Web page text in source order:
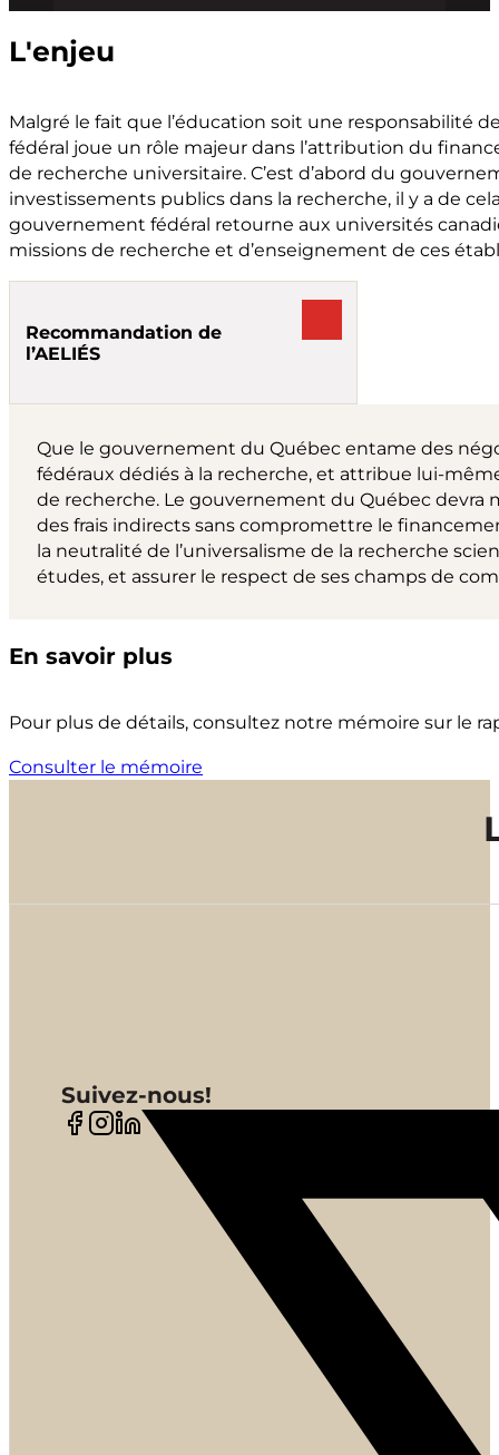
L'enjeu
Malgré le fait que l’éducation soit une responsabilité
fédéral joue un rôle majeur dans l’attribution du
de recherche universitaire. C’est d’abord du
investissements publics dans la recherche, il y a de
gouvernement fédéral retourne aux universités
missions de recherche et d’enseignement de ces
Recommandation de
l’AELIÉS
Que le gouvernement du Québec entame des
fédéraux dédiés à la recherche, et attribue lui-
de recherche. Le gouvernement du Québec
des frais indirects sans compromettre le
la neutralité de l’universalisme de la recherche
études, et assurer le respect de ses champs de
En savoir plus
Pour plus de détails, consultez notre mémoire sur le
Consulter le mémoire
Suivez-nous!